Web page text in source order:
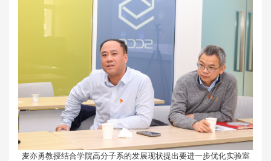
麦亦勇教授结合学院高分子系的发展现状提出要进一步优化实验室